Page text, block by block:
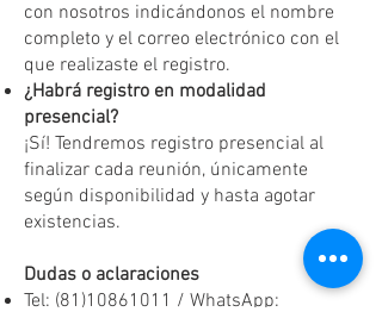
con nosotros indicándonos el nombre
completo y el correo electrónico con el
que realizaste el registro.
¿Habrá registro en modalidad
presencial?
¡Sí! Tendremos registro presencial al
finalizar cada reunión, únicamente
según disponibilidad y hasta agotar
existencias.
Dudas o aclaraciones
Tel: (81)10861011 / WhatsApp: